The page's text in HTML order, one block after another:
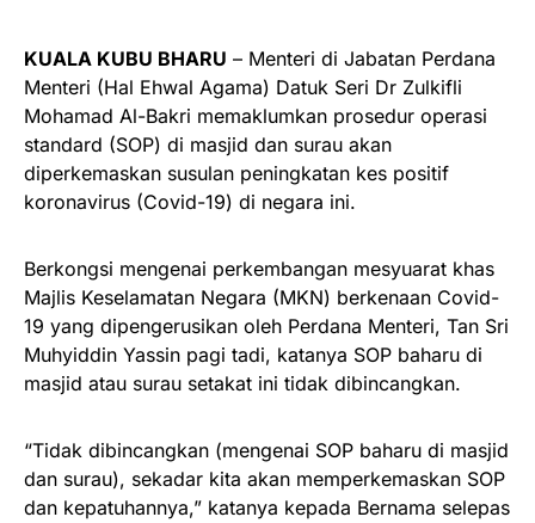
KUALA KUBU BHARU – Menteri di Jabatan Perdana
Menteri (Hal Ehwal Agama) Datuk Seri Dr Zulkifli
Mohamad Al-Bakri memaklumkan prosedur operasi
standard (SOP) di masjid dan surau akan
diperkemaskan susulan peningkatan kes positif
koronavirus (Covid-19) di negara ini.
Berkongsi mengenai perkembangan mesyuarat khas
Majlis Keselamatan Negara (MKN) berkenaan Covid-
19 yang dipengerusikan oleh Perdana Menteri, Tan Sri
Muhyiddin Yassin pagi tadi, katanya SOP baharu di
masjid atau surau setakat ini tidak dibincangkan.
“Tidak dibincangkan (mengenai SOP baharu di masjid
dan surau), sekadar kita akan memperkemaskan SOP
dan kepatuhannya,” katanya kepada Bernama selepas